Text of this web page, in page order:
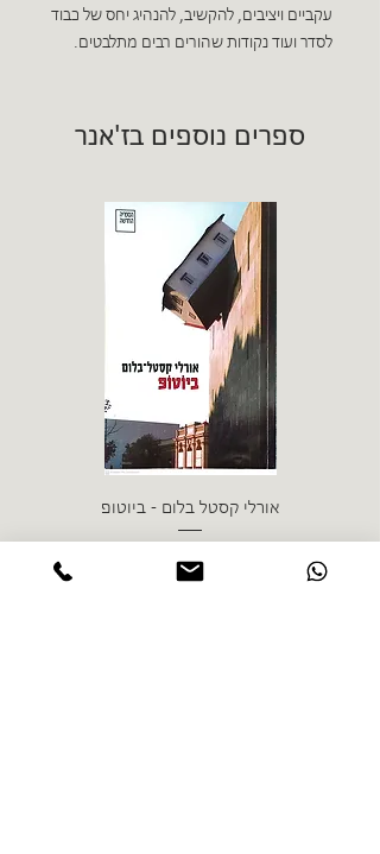
עקביים ויציבים, להקשיב, להנהיג יחס של כבוד
לסדר ועוד נקודות שהורים רבים מתלבטים.
ספרים נוספים בז'אנר
אורלי קסטל בלום - ביוטופ